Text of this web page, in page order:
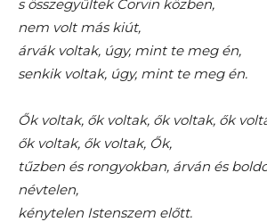
s összegyűltek Corvin közben,
nem volt más kiút,
árvák voltak, úgy, mint te meg én,
senkik voltak, úgy, mint te meg én.
Ők voltak, ők voltak, ők voltak, ők
ők voltak, ők voltak, Ők,
tűzben és rongyokban, árván és
névtelen,
kénytelen Istenszem előtt.